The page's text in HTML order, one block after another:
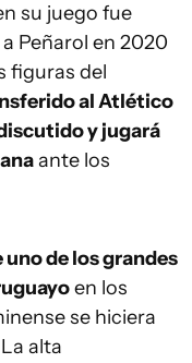
su juego fue
Peñarol en 2020
figuras del
al Atlético
y jugará
ante los
de los grandes
en los
se hiciera
alta